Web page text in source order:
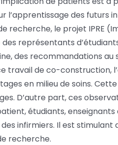
des futurs
recherche, le projet IPRE
représentants
des recommandations
travail de co-construction,
en milieu de soins.
D’autre part, ces
étudiants,
infirmiers. Il est
recherche.